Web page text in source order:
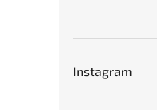
Instagram